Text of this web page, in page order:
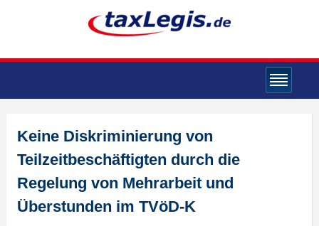
Keine Diskriminierung von
Teilzeitbeschäftigten durch die
Regelung von Mehrarbeit und
Überstunden im TVöD-K